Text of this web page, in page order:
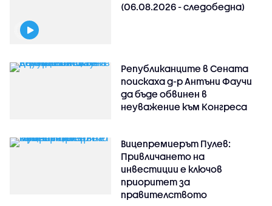
(06.08.2026 - следобедна)
Републиканците в Сената
поискаха д-р Антъни Фаучи
да бъде обвинен в
неуважение към Конгреса
Вицепремиерът Пулев:
Привличането на
инвестиции е ключов
приоритет за
правителството